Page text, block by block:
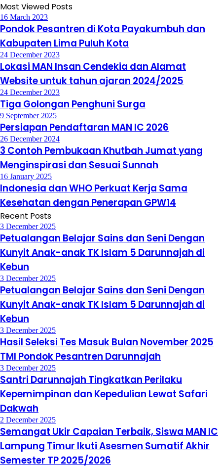
Most Viewed Posts
16 March 2023
Pondok Pesantren di Kota Payakumbuh dan
Kabupaten Lima Puluh Kota
24 December 2023
Lokasi MAN Insan Cendekia dan Alamat
Website untuk tahun ajaran 2024/2025
24 December 2023
Tiga Golongan Penghuni Surga
9 September 2025
Persiapan Pendaftaran MAN IC 2026
26 December 2024
3 Contoh Pembukaan Khutbah Jumat yang
Menginspirasi dan Sesuai Sunnah
16 January 2025
Indonesia dan WHO Perkuat Kerja Sama
Kesehatan dengan Penerapan GPW14
Recent Posts
3 December 2025
Petualangan Belajar Sains dan Seni Dengan
Kunyit Anak-anak TK Islam 5 Darunnajah di
Kebun
3 December 2025
Petualangan Belajar Sains dan Seni Dengan
Kunyit Anak-anak TK Islam 5 Darunnajah di
Kebun
3 December 2025
Hasil Seleksi Tes Masuk Bulan November 2025
TMI Pondok Pesantren Darunnajah
3 December 2025
Santri Darunnajah Tingkatkan Perilaku
Kepemimpinan dan Kepedulian Lewat Safari
Dakwah
2 December 2025
Semangat Ukir Capaian Terbaik, Siswa MAN IC
Lampung Timur Ikuti Asesmen Sumatif Akhir
Semester TP 2025/2026